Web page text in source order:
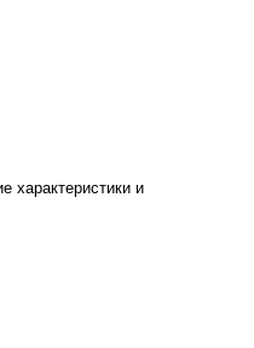
характеристики и